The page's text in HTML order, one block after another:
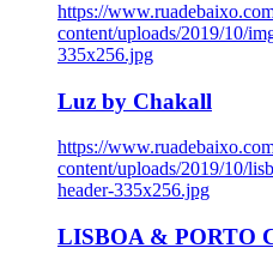
https://
content/uploads/2019/10/
335x256.jpg
Luz by Chakall
https://
content/uploads/2019/10/
header-335x256.jpg
LISBOA & PORTO